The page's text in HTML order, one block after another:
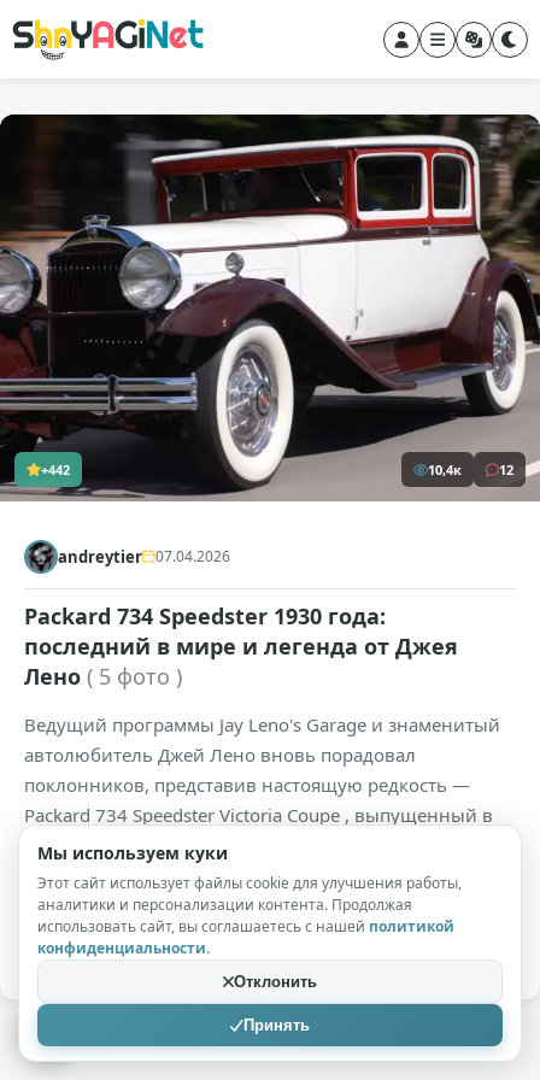
+442 10,4к 12
andreytier 07.04.2026
Packard 734 Speedster 1930 года:
последний в мире и легенда от Джея
Лено ( 5 фото )
Ведущий программы Jay Leno's Garage и знаменитый
автолюбитель Джей Лено вновь порадовал
поклонников, представив настоящую редкость —
Packard 734 Speedster Victoria Coupe , выпущенный в
1930 году. Этот автомобиль не просто старинный
экспонат, а настоящий артефакт, бросающий вызов
рыночной логике и техническим возможностям
своего времени.
Мы используем куки
Этот сайт использует файлы cookie для улучшения работы,
аналитики и персонализации контента. Продолжая
использовать сайт, вы соглашаетесь с нашей политикой
конфиденциальности.
Отклонить
Принять